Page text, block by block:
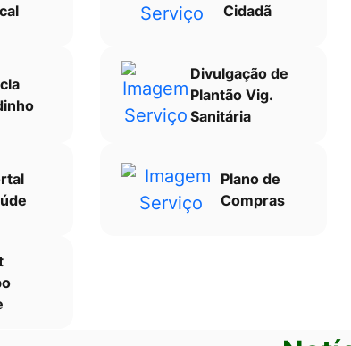
Cidadã
Divulgação de
Plantão Vig.
Sanitária
Plano de
Compras